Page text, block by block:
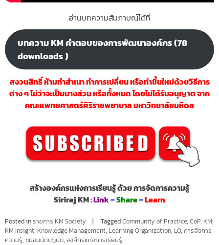
อ่านบทความสัมภาษณ์ได้ที่
บทความ KM คำตอบของการพัฒนาองค์กร (78
downloads )
สงวนสิทธิ์ ห้ามทำสำเนา ทำการเปลี่ยน หรือทำขึ้นใหม่ด้วยวิธีการ
ต่าง ๆ ไม่ว่าจะเป็นบางส่วน หรือทั้งหมด โดยไม่ได้รับอนุญาต จาก
คณะแพทยศาสตร์ศิริราชพยาบาล มหาวิทยาลัยมหิดล
สร้างองค์กรแห่งการเรียนรู้ ด้วย การจัดการความรู้
Siriraj KM :Link–Share–Learn
Posted inรายการ KM Society TaggedCommunity of Practice, CoP, KM,
KM Insight, Knowledge Management, Learning Organization, LO, การจัดการ
ความรู้, ชุมชนนักปฏิบัติ, องค์กรแห่งการเรียนรู้